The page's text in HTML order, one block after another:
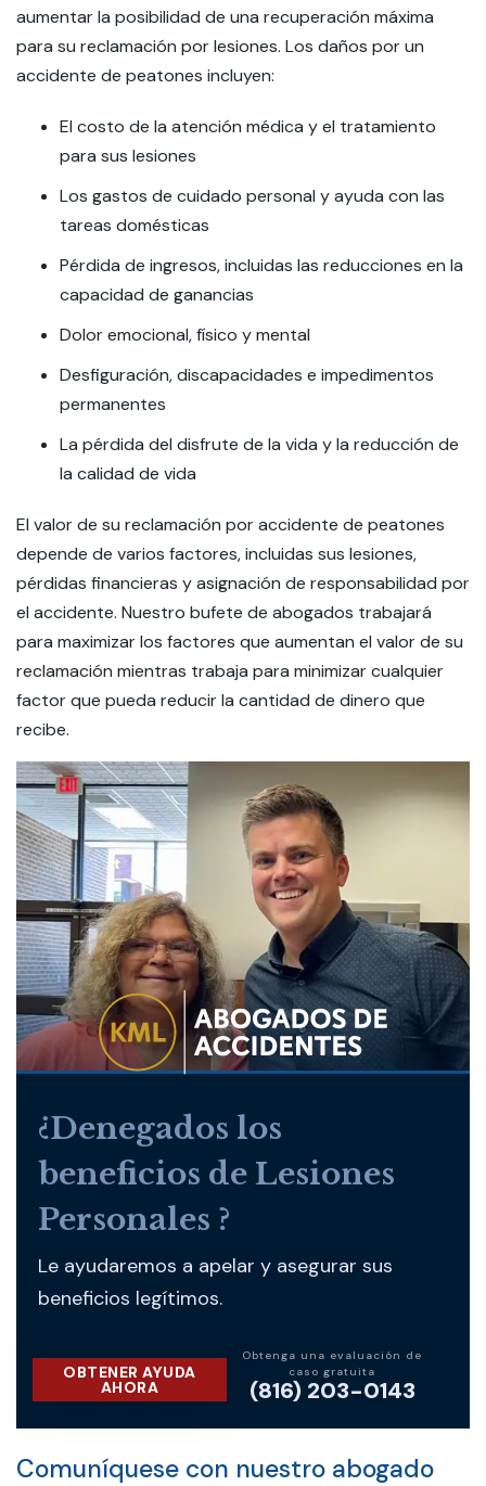
aumentar la posibilidad de una recuperación máxima
para su reclamación por lesiones. Los daños por un
accidente de peatones incluyen:
El costo de la atención médica y el tratamiento
para sus lesiones
Los gastos de cuidado personal y ayuda con las
tareas domésticas
Pérdida de ingresos, incluidas las reducciones en la
capacidad de ganancias
Dolor emocional, físico y mental
Desfiguración, discapacidades e impedimentos
permanentes
La pérdida del disfrute de la vida y la reducción de
la calidad de vida
El valor de su reclamación por accidente de peatones
depende de varios factores, incluidas sus lesiones,
pérdidas financieras y asignación de responsabilidad por
el accidente. Nuestro bufete de abogados trabajará
para maximizar los factores que aumentan el valor de su
reclamación mientras trabaja para minimizar cualquier
factor que pueda reducir la cantidad de dinero que
recibe.
¿Denegados los
beneficios de Lesiones
Personales ?
Le ayudaremos a apelar y asegurar sus
beneficios legítimos.
OBTENER AYUDA
AHORA
Obtenga una evaluación de
caso gratuita
(816) 203-0143
Comuníquese con nuestro abogado